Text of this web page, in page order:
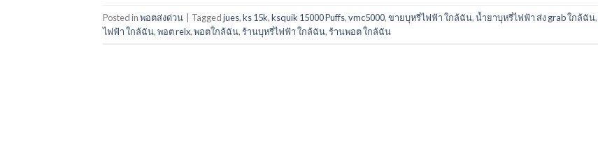
Posted inพอตส่งด่วน | Taggedjues,ks 15k,ksquik 15000 Puffs,vmc5000,ขายบุหรี่ไฟฟ้า ใกล้ฉัน,น้ำยาบุหรี่ไฟฟ้า ส่ง grab ใกล้ฉัน,
ไฟฟ้า ใกล้ฉัน,พอต relx,พอตใกล้ฉัน,ร้านบุหรี่ไฟฟ้า ใกล้ฉัน,ร้านพอต ใกล้ฉัน